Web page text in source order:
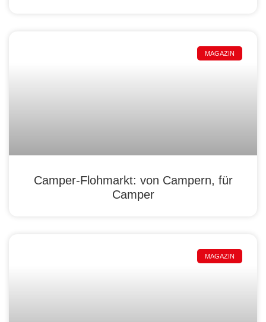
MAGAZIN
Camper-Flohmarkt: von Campern, für
Camper
MAGAZIN